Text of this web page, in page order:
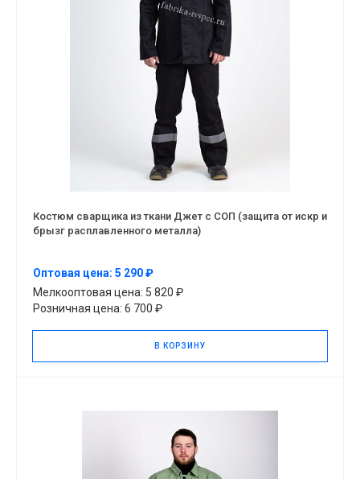
Костюм сварщика из ткани Джет с СОП (защита от искр и
брызг расплавленного металла)
Оптовая цена: 5 290 ₽
Мелкооптовая цена: 5 820 ₽
Розничная цена: 6 700 ₽
В КОРЗИНУ